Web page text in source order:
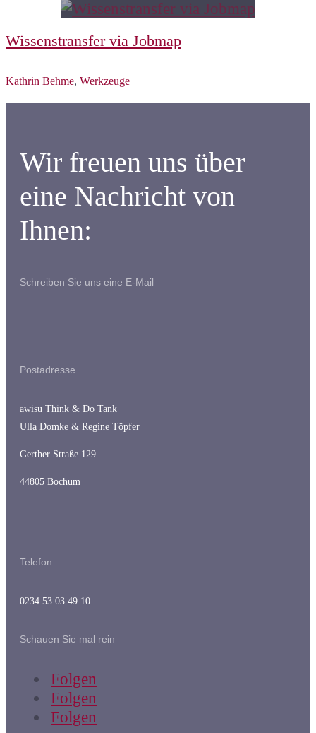
Wissenstransfer via Jobmap
Kathrin Behme, Werkzeuge
Wir freuen uns über
eine Nachricht von
Ihnen:
Schreiben Sie uns eine E-Mail
Postadresse
awisu Think & Do Tank
Ulla Domke & Regine Töpfer
Gerther Straße 129
44805 Bochum
Telefon
0234 53 03 49 10
Schauen Sie mal rein
Folgen
Folgen
Folgen